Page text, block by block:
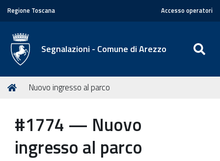
Regione Toscana Accesso operatori
Segnalazioni - Comune di Arezzo
T
Home
Nuovo ingresso al parco
#1774 — Nuovo
ingresso al parco